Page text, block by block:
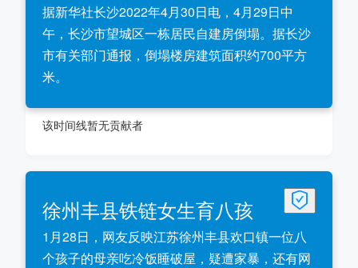
据新华社长沙2022年4月30日电，4月29日中
午，长沙市望城区一栋居民自建房倒塌。据长沙
市有关部门通报，倒塌楼房建筑面积约700平方
米。
该时间线暂无贡献者
徐州丰县铁链女生育八孩
1月28日，网友反映江苏徐州丰县欢口镇一位八
个孩子的母亲吃冷饭睡破屋，疑遭家暴，还有网